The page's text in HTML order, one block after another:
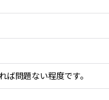
問題ない程度です。